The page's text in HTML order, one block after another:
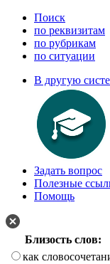
Поиск
по реквизитам
по рубрикам
по ситуации
В другую
Задать вопрос
Полезные
Помощь
Близость слов:
как